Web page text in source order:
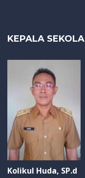
KEPALA
Kolikul Huda, SP.d